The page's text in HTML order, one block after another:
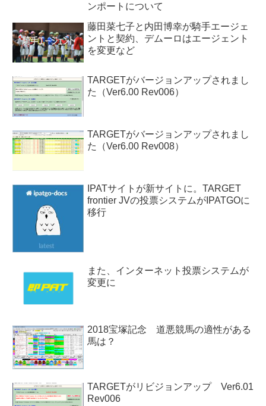
ンポートについて
藤田菜七子と内田博幸が騎手エージェ
ントと契約、デムーロはエージェント
を変更など
TARGETがバージョンアップされまし
た（Ver6.00 Rev006）
TARGETがバージョンアップされまし
た（Ver6.00 Rev008）
IPATサイトが新サイトに。TARGET
frontier JVの投票システムがIPATGOに
移行
また、インターネット投票システムが
変更に
2018宝塚記念 道悪競馬の適性がある
馬は？
TARGETがリビジョンアップ Ver6.01
Rev006